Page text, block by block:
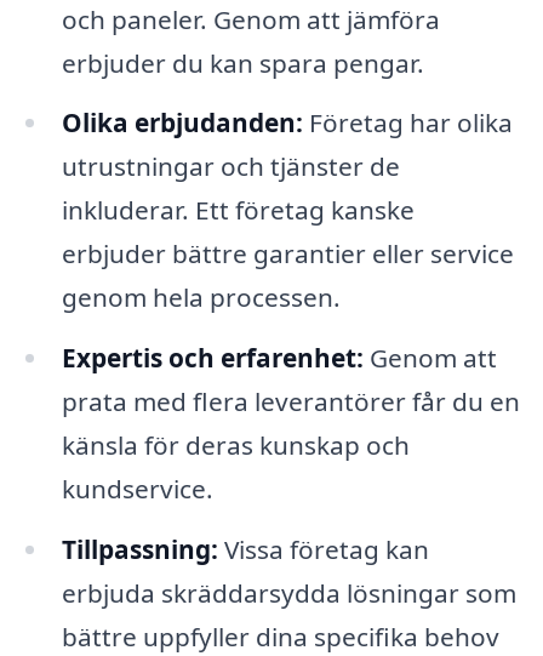
och paneler. Genom att jämföra
erbjuder du kan spara pengar.
Olika erbjudanden: Företag har olika
utrustningar och tjänster de
inkluderar. Ett företag kanske
erbjuder bättre garantier eller service
genom hela processen.
Expertis och erfarenhet: Genom att
prata med flera leverantörer får du en
känsla för deras kunskap och
kundservice.
Tillpassning: Vissa företag kan
erbjuda skräddarsydda lösningar som
bättre uppfyller dina specifika behov